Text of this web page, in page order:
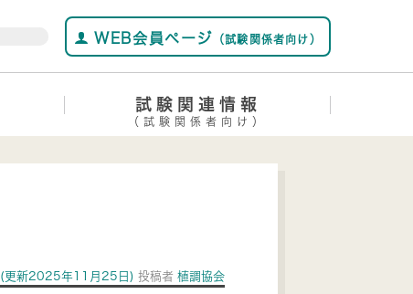
WEB会員ページ （試験関係者向け）
試験関連情報
（試験関係者向け）
(更新2025年11月25日) 投稿者 植調協会